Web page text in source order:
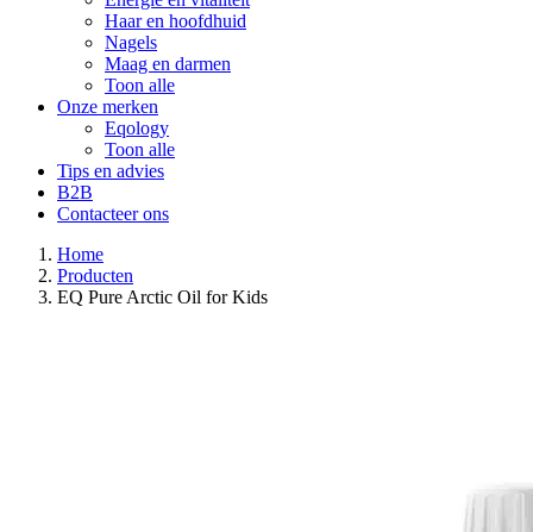
Haar en hoofdhuid
Nagels
Maag en darmen
Toon alle
Onze merken
Eqology
Toon alle
Tips en advies
B2B
Contacteer ons
Home
Producten
EQ Pure Arctic Oil for Kids